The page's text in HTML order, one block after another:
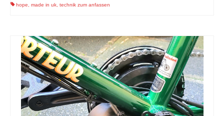
hope made in uk technik zum anfassen